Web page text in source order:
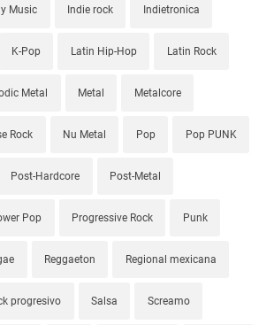
Music Indie rock Indietronica
K-Pop Latin Hip-Hop Latin Rock
Metal Metal Metalcore
Rock Nu Metal Pop Pop PUNK
Post-Hardcore Post-Metal
Pop Progressive Rock Punk
Reggaeton Regional mexicana
progresivo Salsa Screamo